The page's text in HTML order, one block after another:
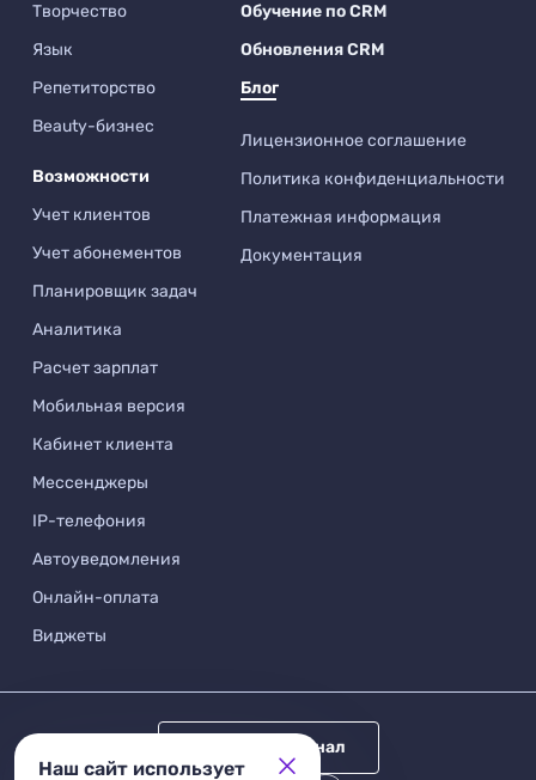
Творчество
Язык
Репетиторство
Beauty-бизнес
Возможности
Учет клиентов
Учет абонементов
Планировщик задач
Аналитика
Расчет зарплат
Мобильная версия
Кабинет клиента
Мессенджеры
IP-телефония
Автоуведомления
Онлайн-оплата
Виджеты
Обучение по CRM
Обновления CRM
Блог
Лицензионное соглашение
Политика конфиденциальности
Платежная информация
Документация
Telegram канал
Наш сайт использует